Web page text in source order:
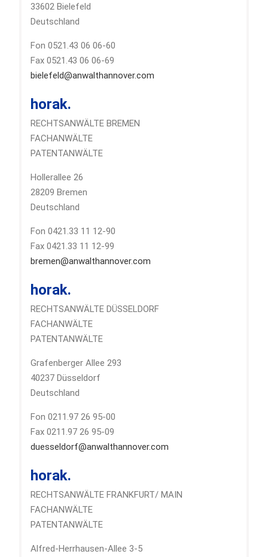
33602 Bielefeld
Deutschland
Fon 0521.43 06 06-60
Fax 0521.43 06 06-69
bielefeld@anwalthannover.com
horak.
RECHTSANWÄLTE BREMEN
FACHANWÄLTE
PATENTANWÄLTE
Hollerallee 26
28209 Bremen
Deutschland
Fon 0421.33 11 12-90
Fax 0421.33 11 12-99
bremen@anwalthannover.com
horak.
RECHTSANWÄLTE DÜSSELDORF
FACHANWÄLTE
PATENTANWÄLTE
Grafenberger Allee 293
40237 Düsseldorf
Deutschland
Fon 0211.97 26 95-00
Fax 0211.97 26 95-09
duesseldorf@anwalthannover.com
horak.
RECHTSANWÄLTE FRANKFURT/ MAIN
FACHANWÄLTE
PATENTANWÄLTE
Alfred-Herrhausen-Allee 3-5